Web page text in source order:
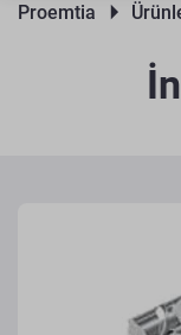
Proemtia